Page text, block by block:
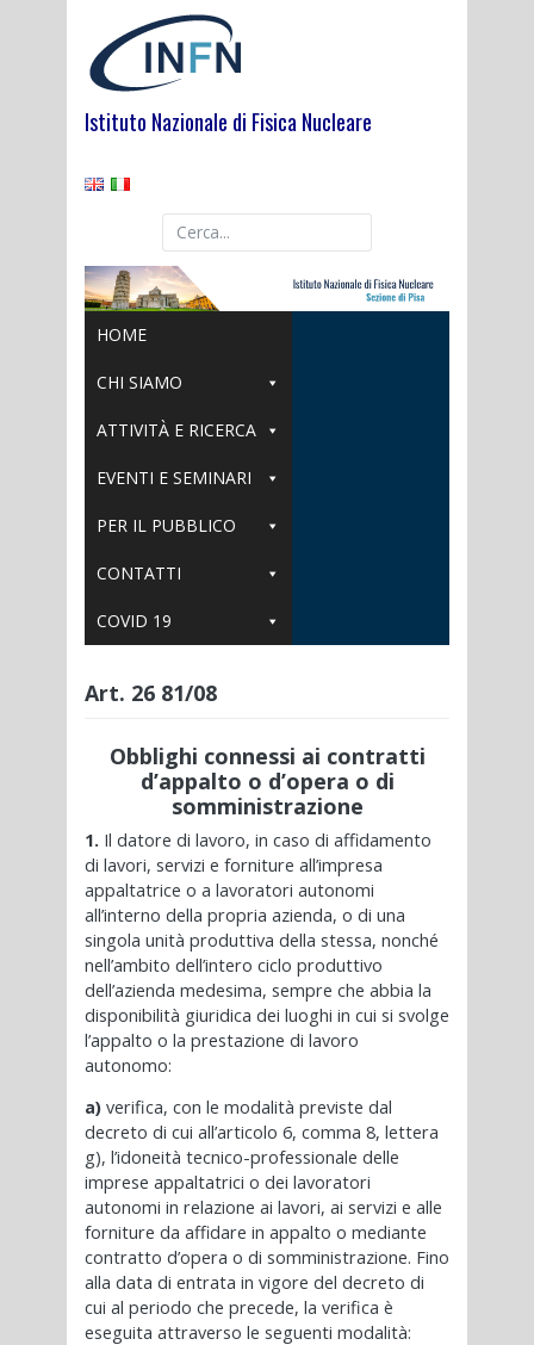
Istituto Nazionale di Fisica Nucleare
HOME
CHI SIAMO
ATTIVITÀ E RICERCA
EVENTI E SEMINARI
PER IL PUBBLICO
CONTATTI
COVID 19
Art. 26 81/08
Obblighi connessi ai contratti
d’appalto o d’opera o di
somministrazione
1. Il datore di lavoro, in caso di affidamento
di lavori, servizi e forniture all’impresa
appaltatrice o a lavoratori autonomi
all’interno della propria azienda, o di una
singola unità produttiva della stessa, nonché
nell’ambito dell’intero ciclo produttivo
dell’azienda medesima, sempre che abbia la
disponibilità giuridica dei luoghi in cui si svolge
l’appalto o la prestazione di lavoro
autonomo:
a) verifica, con le modalità previste dal
decreto di cui all’articolo 6, comma 8, lettera
g), l’idoneità tecnico-professionale delle
imprese appaltatrici o dei lavoratori
autonomi in relazione ai lavori, ai servizi e alle
forniture da affidare in appalto o mediante
contratto d’opera o di somministrazione. Fino
alla data di entrata in vigore del decreto di
cui al periodo che precede, la verifica è
eseguita attraverso le seguenti modalità: